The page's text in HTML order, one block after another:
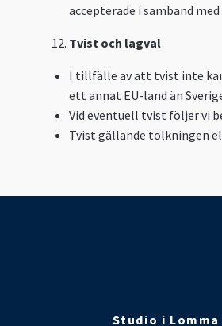
accepterade i samband
Tvist och lagval
I tillfälle av att tvist inte kan
ett annat EU-land än
Vid eventuell tvist följer vi
Tvist gällande tolkningen
Studio i Lomma